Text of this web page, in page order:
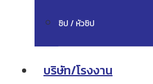
ซิป / หัวซิป
บริษัท/โรงงาน